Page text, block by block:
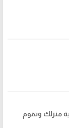
منزلك وتقوم